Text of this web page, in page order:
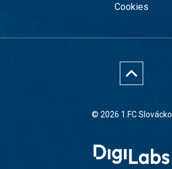
Cookies
© 2026 1.FC Slovácko